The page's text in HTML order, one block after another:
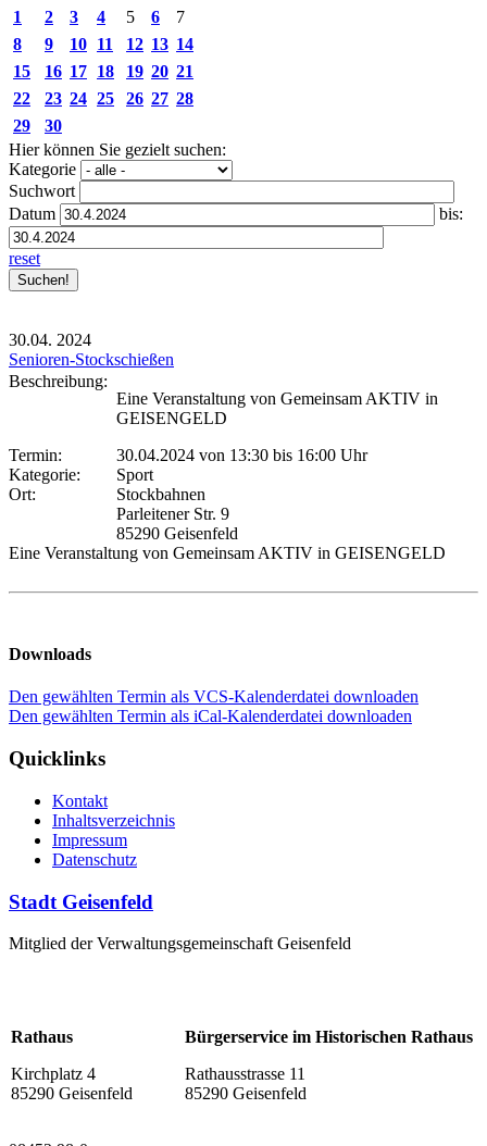
1
2 3 4 5 6
7
8
9 10 11 12 13 14
15
16 17 18 19 20 21
22
23 24 25 26 27 28
29
30
Hier können Sie gezielt suchen:
Kategorie
Suchwort
Datum
bis:
reset
30.04. 2024
Senioren-Stockschießen
Beschreibung:
Eine Veranstaltung von Gemeinsam AKTIV in
GEISENGELD
Termin:
30.04.2024 von 13:30 bis 16:00 Uhr
Kategorie:
Sport
Ort:
Stockbahnen
Parleitener Str. 9
85290 Geisenfeld
Eine Veranstaltung von Gemeinsam AKTIV in GEISENGELD
Downloads
Den gewählten Termin als VCS-Kalenderdatei downloaden
Den gewählten Termin als iCal-Kalenderdatei downloaden
Quicklinks
Kontakt
Inhaltsverzeichnis
Impressum
Datenschutz
Stadt Geisenfeld
Mitglied der Verwaltungsgemeinschaft Geisenfeld
Rathaus
Kirchplatz 4
85290 Geisenfeld
Bürgerservice im Historischen Rathaus
Rathausstrasse 11
85290 Geisenfeld